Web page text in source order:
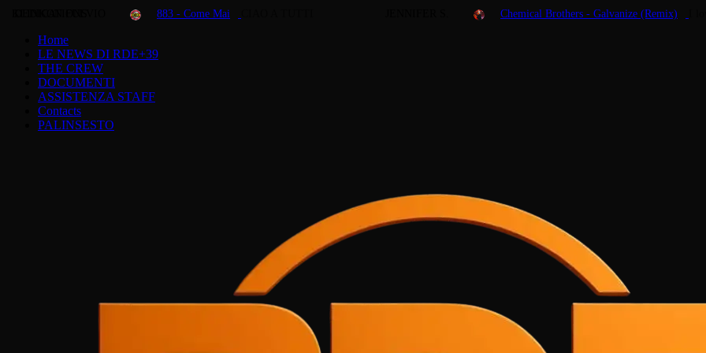
883 - Come Mai Chemical Brothers - Galvanize (Remix)
Home
LE NEWS DI RDE+39
THE CREW
DOCUMENTI
ASSISTENZA STAFF
Contacts
PALINSESTO